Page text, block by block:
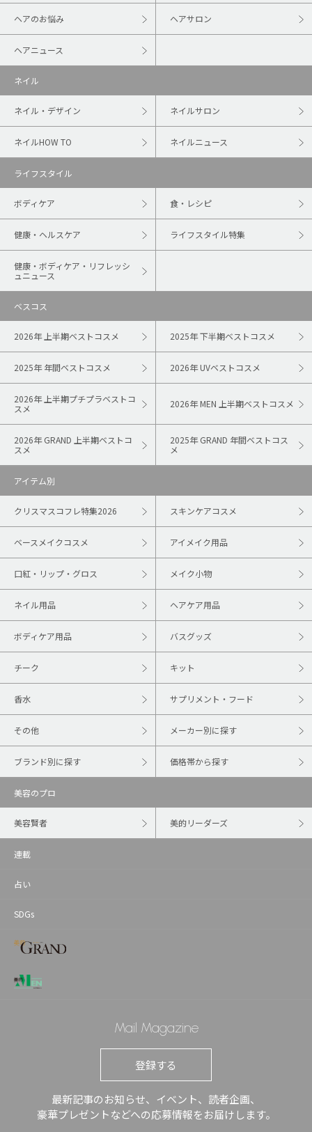
ヘアのお悩み ヘアサロン
ヘアニュース
ネイル
ネイル・デザイン ネイルサロン
ネイルHOW TO ネイルニュース
ライフスタイル
ボディケア 食・レシピ
健康・ヘルスケア ライフスタイル特集
健康・ボディケア・リフレッシ
ュニュース
ベスコス
2026年 上半期ベストコスメ 2025年 下半期ベストコスメ
2025年 年間ベストコスメ 2026年 UVベストコスメ
2026年 上半期プチプラベストコ
スメ
2026年 MEN 上半期ベストコスメ
2026年 GRAND 上半期ベストコ
スメ
2025年 GRAND 年間ベストコス
メ
アイテム別
クリスマスコフレ特集2026 スキンケアコスメ
ベースメイクコスメ アイメイク用品
口紅・リップ・グロス メイク小物
ネイル用品 ヘアケア用品
ボディケア用品 バスグッズ
チーク キット
香水 サプリメント・フード
その他 メーカー別に探す
ブランド別に探す 価格帯から探す
美容のプロ
美容賢者 美的リーダーズ
連載
占い
SDGs
Mail Magazine
登録する
最新記事のお知らせ、イベント、読者企画、
豪華プレゼントなどへの応募情報をお届けします。